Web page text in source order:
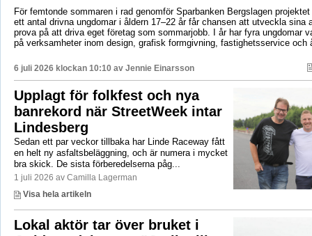
För femtonde sommaren i rad genomför Sparbanken Bergslagen
ett antal drivna ungdomar i åldern 17–22 år får chansen att utveckla sina
prova på att driva eget företag som sommarjobb. I år har fyra ungdomar
på verksamheter inom design, grafisk formgivning, fastighetsservice och
6 juli 2026 klockan 10:10 av Jennie Einarsson
Upplagt för folkfest och nya
banrekord när StreetWeek intar
Lindesberg
Sedan ett par veckor tillbaka har Linde Raceway fått
en helt ny asfaltsbeläggning, och är numera i mycket
bra skick. De sista förberedelserna påg...
1 juli 2026 av Camilla Lagerman
Visa hela artikeln
Lokal aktör tar över bruket i